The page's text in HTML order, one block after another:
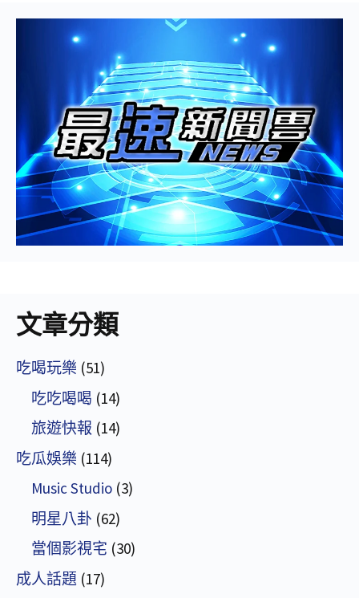
文章分類
吃喝玩樂 (51)
吃吃喝喝 (14)
旅遊快報 (14)
吃瓜娛樂 (114)
Music Studio (3)
明星八卦 (62)
當個影視宅 (30)
成人話題 (17)